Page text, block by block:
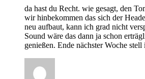
da hast du Recht. wie gesagt, den
wir hinbekommen das sich der
neu aufbaut, kann ich grad nicht
Sound wäre das dann ja schon
genießen. Ende nächster Woche